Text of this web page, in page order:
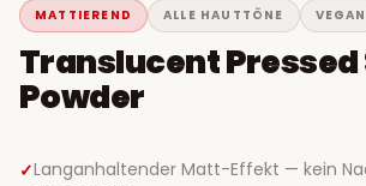
MATTIEREND ALLE HAUTTÖNE VEGAN
Translucent
Powder
Langanhaltender Matt-Effekt — kein